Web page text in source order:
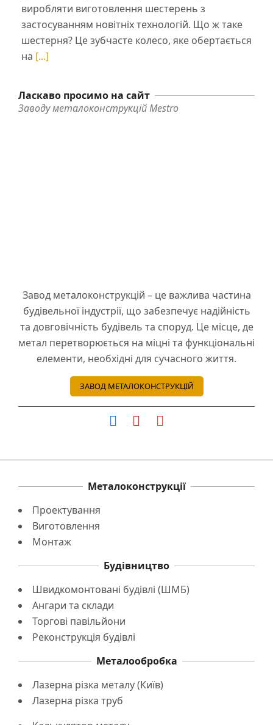
виробляти виготовлення шестерень з
застосуванням новітніх технологій. Що ж таке
шестерня? Це зубчасте колесо, яке обертається
на [...]
Ласкаво просимо на сайт
Заводу металоконструкцій Mestro
Завод металоконструкцій – це важлива частина
будівельної індустрії, що забезпечує надійність
та довговічність будівель та споруд. Це місце, де
метал перетворюється на міцні та функціональні
елементи, необхідні для сучасного життя.
ЗАВОД МЕТАЛОКОНСТРУКЦІЙ
Металоконструкції
Проектування
Виготовлення
Монтаж
Будівництво
Швидкомонтовані будівлі (ШМБ)
Ангари та склади
Торгові павільйони
Реконструкція будівлі
Металообробка
Лазерна різка металу (Київ)
Лазерна різка труб